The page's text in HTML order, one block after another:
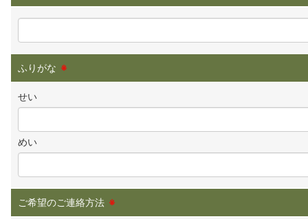
ふりがな ※
せい
めい
ご希望のご連絡方法 ※